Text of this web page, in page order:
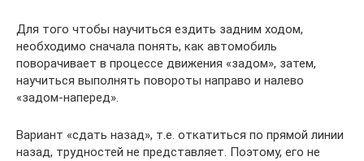
Для того чтобы научиться ездить задним ходом,
необходимо сначала понять, как автомобиль
поворачивает в процессе движения «задом», затем,
научиться выполнять повороты направо и налево
«задом-наперед».
Вариант «сдать назад», т.е. откатиться по прямой линии
назад, трудностей не представляет. Поэтому, его не